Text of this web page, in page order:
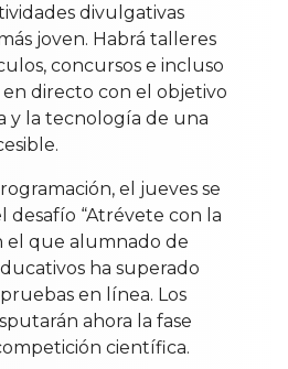
divulgativas
joven. Habrá talleres
concursos e incluso
en directo con el objetivo
y la tecnología de una
el jueves se
desafío “Atrévete con la
el que alumnado de
ha superado
en línea. Los
ahora la fase
científica.